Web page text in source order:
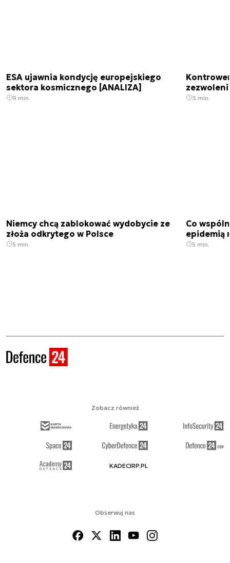
ESA ujawnia kondycję europejskiego
sektora kosmicznego [ANALIZA]
9 min. 3 min.
Niemcy chcą zablokować wydobycie ze
złoża odkrytego w Polsce
5 min.
Co
epidemią
5 min.
Obserwuj nas
Zobacz również
KADECIRP.PL